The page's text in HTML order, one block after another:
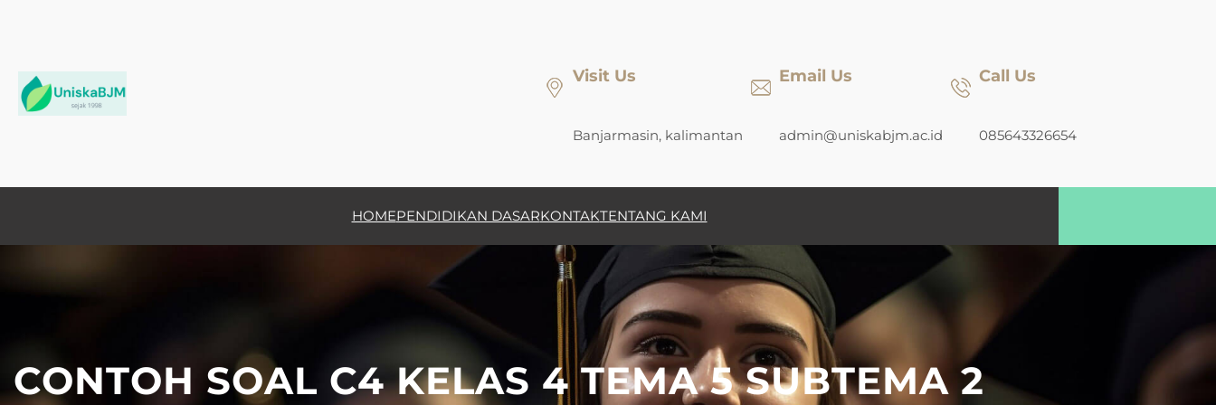
Visit Us
Banjarmasin, kalimantan
Email Us
admin@uniskabjm.ac.id
Call Us
085643326654
HOMEPENDIDIKAN DASARKONTAKTENTANG KAMI
CONTOH SOAL C4 KELAS 4 TEMA 5 SUBTEMA 2